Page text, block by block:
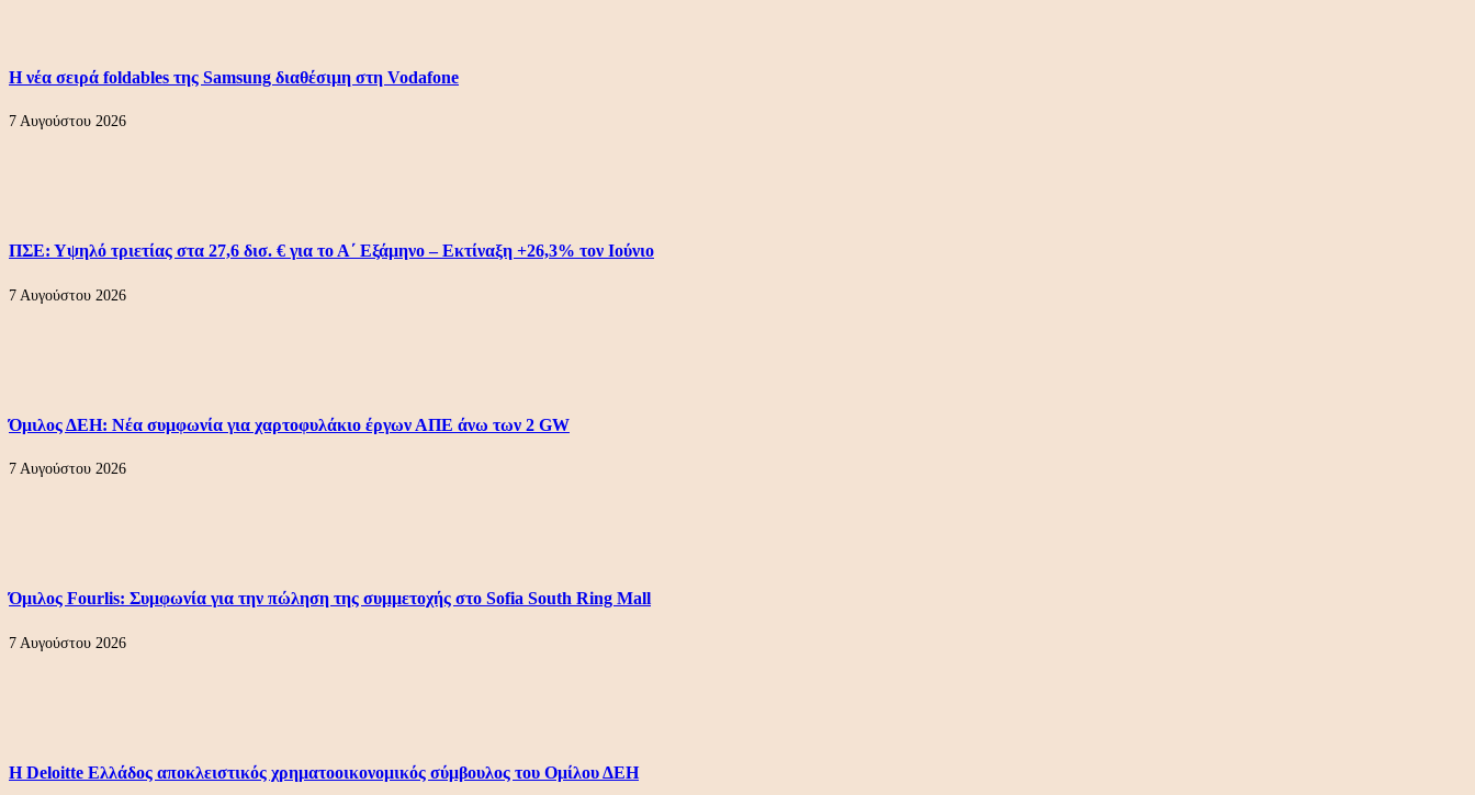
Η νέα σειρά foldables της Samsung διαθέσιμη στη Vodafone
7 Αυγούστου 2026
ΠΣΕ: Υψηλό τριετίας στα 27,6 δισ. € για το Α΄ Εξάμηνο – Εκτίναξη +26,3% τον Ιούνιο
7 Αυγούστου 2026
Όμιλος ΔΕΗ: Νέα συμφωνία για χαρτοφυλάκιο έργων ΑΠΕ άνω των 2 GW
7 Αυγούστου 2026
Όμιλος Fourlis: Συμφωνία για την πώληση της συμμετοχής στο Sofia South Ring Mall
7 Αυγούστου 2026
Η Deloitte Ελλάδος αποκλειστικός χρηματοοικονομικός σύμβουλος του Ομίλου ΔΕΗ